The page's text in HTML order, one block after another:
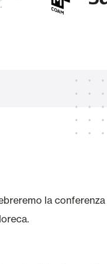
la conferenza